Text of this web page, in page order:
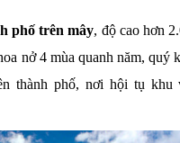
phố trên mây, độ cao hơn
nở 4 mùa quanh năm, quý
thành phố, nơi hội tụ khu